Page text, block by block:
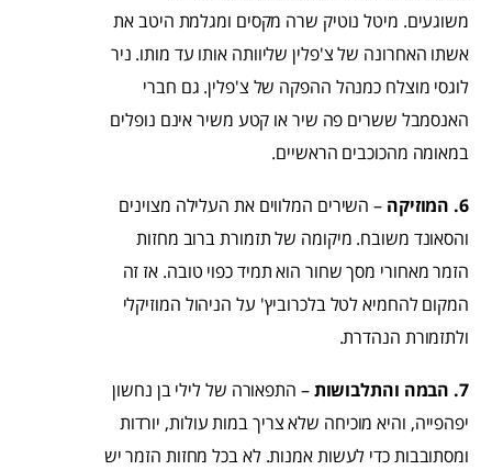
משוגעים. מיטל נוטיק שרה מקסים ומגלמת היטב את
אשתו האחרונה של צ'פלין שליוותה אותו עד מותו. ניר
לוגסי מוצלח כמנהל ההפקה של צ'פלין. גם חברי
האנסמבל ששרים פה שיר או קטע משיר אינם נופלים
במאומה מהכוכבים הראשיים.
6. המוזיקה
– השירים המלווים את העלילה מצוינים
והסאונד משובח. מיקומה של תזמורת ברוב מחזות
הזמר מאחורי מסך שחור הוא תמיד כפוי טובה. אז זה
המקום להחמיא לטל בלכרוביץ' על הניהול המוזיקלי
ולתזמורת הנהדרת.
7. הבמה והתלבושות
– התפאורה של לילי בן נחשון
יפהפייה, והיא מוכיחה שלא צריך במות עולות, יורדות
ומסתובבות כדי לעשות אמנות. לא בכל מחזות הזמר יש